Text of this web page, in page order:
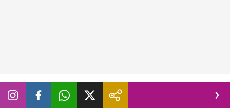
In realtà, ne aveva già parlato giorni fa, quando
Prezia
era al televoto con Adriana Volpe, Alessandra